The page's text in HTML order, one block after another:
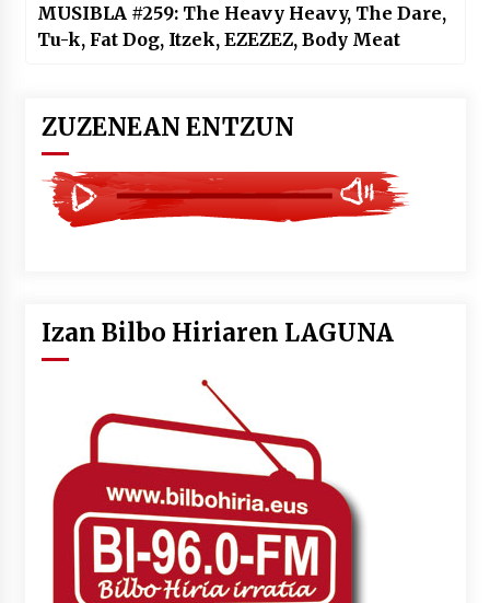
MUSIBLA #259: The Heavy Heavy, The Dare,
Tu-k, Fat Dog, Itzek, EZEZEZ, Body Meat
ZUZENEAN ENTZUN
Izan Bilbo Hiriaren LAGUNA